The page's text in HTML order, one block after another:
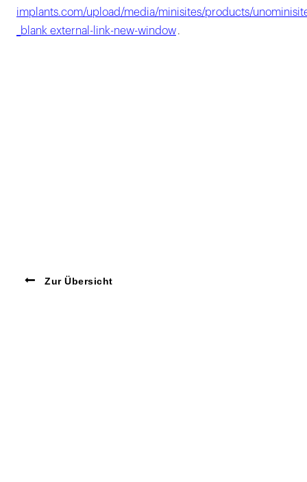
implants.com/upload/media/minisites/products/
_blank external-link-new-window.
Zur Übersicht